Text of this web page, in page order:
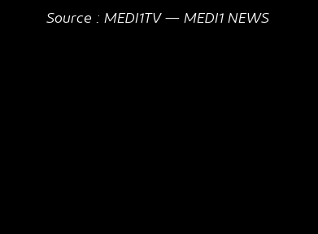
Source : MEDI1TV — MEDI1 NEWS